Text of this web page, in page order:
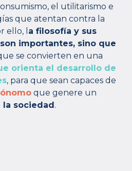
el utilitarismo e
que atentan contra la
ello, l a filosofía y sus
importantes, sino que
se convierten en una
orienta el desarrollo de
, para que sean capaces de
que genere un
sociedad.